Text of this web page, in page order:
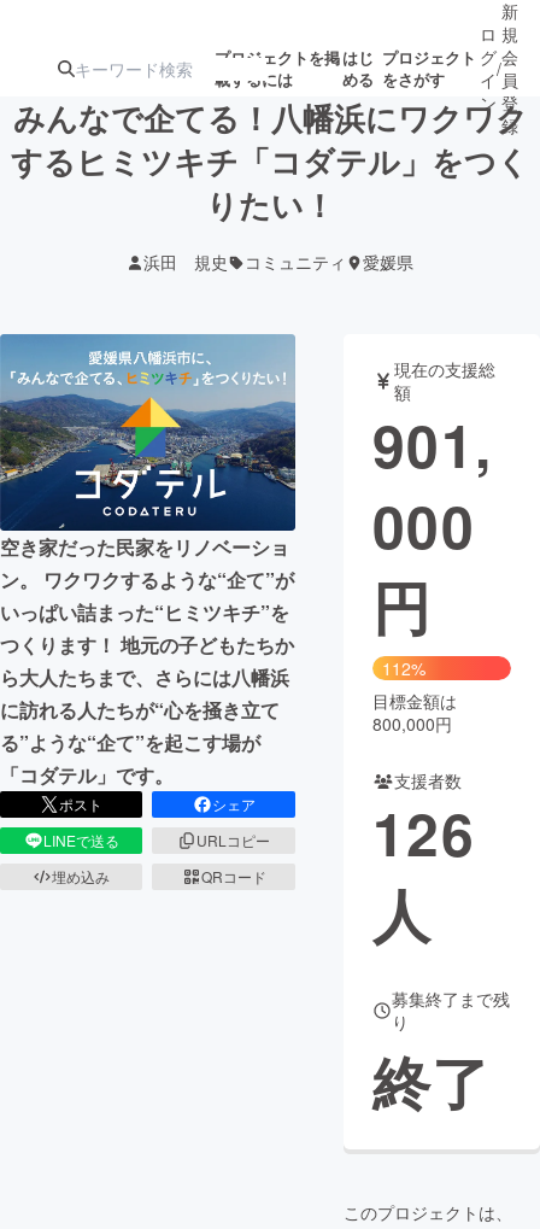
プロジェクトを掲
載するには
はじ
める
プロジェクト
をさがす
注目の新着プロ 募集終了が近いプ
テクノロジー・ガジェット
映像・映画 書籍・雑誌
ビジネス・起業 チャレンジ
まちづくり・地域活性化
CAMPFIRE for Social Good
CAMPFIRE Creation
CAMPFIREふるさと納税
コミュニティ
ロ
グ
イ
ン
/
新
規
会
員
登
録
みんなで企てる！八幡浜にワクワク
するヒミツキチ「コダテル」をつく
りたい！
浜田 規史 コミュニティ 愛媛県
空き家だった民家をリノベーショ
ン。 ワクワクするような“企て”が
いっぱい詰まった“ヒミツキチ”を
つくります！ 地元の子どもたちか
ら大人たちまで、さらには八幡浜
に訪れる人たちが“心を掻き立て
る”ような“企て”を起こす場が
「コダテル」です。
ポスト
シェア
LINEで送る
URLコピー
埋め込み
QRコード
現在の支援総
額
901,
000
円
112%
目標金額は
800,000円
支援者数
126
人
募集終了まで残
り
終了
このプロジェクトは、